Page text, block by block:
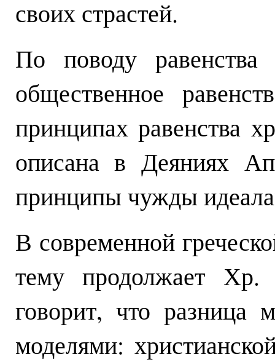
своих страстей.
По поводу
общественное
принципах равенства
описана в Деяниях
принципы чужды
В современной
тему продолжает
говорит, что разница
моделями: